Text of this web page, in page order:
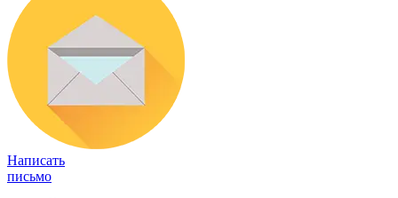
Написать
письмо